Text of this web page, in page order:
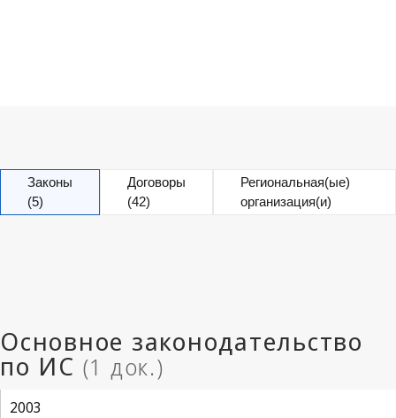
Законы
(5)
Договоры
(42)
Региональная(ые)
организация(и)
2003